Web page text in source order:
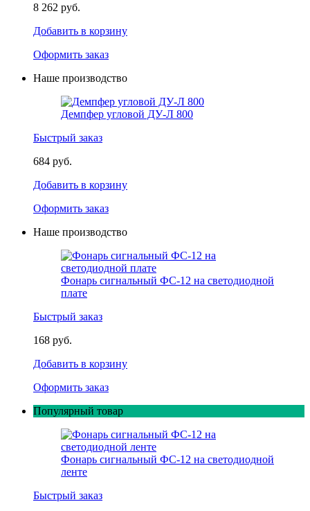
8 262 руб.
Добавить в корзину
Оформить заказ
Наше производство
Демпфер угловой ДУ-Л 800
Быстрый заказ
684 руб.
Добавить в корзину
Оформить заказ
Наше производство
Фонарь сигнальный ФС-12 на светодиодной
плате
Быстрый заказ
168 руб.
Добавить в корзину
Оформить заказ
Популярный товар
Фонарь сигнальный ФС-12 на светодиодной
ленте
Быстрый заказ